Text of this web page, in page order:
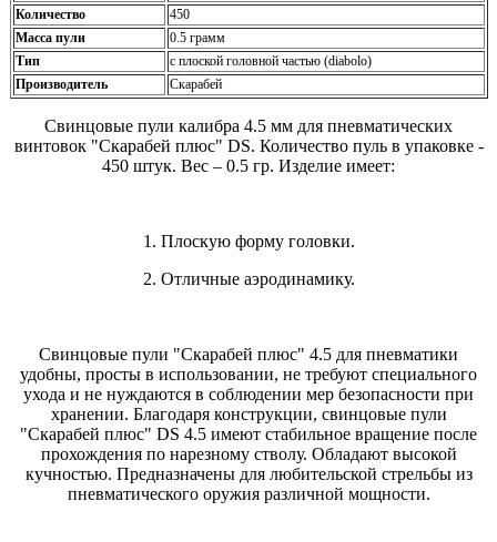
Количество
450
Масса пули
0.5 грамм
Тип
с плоской головной частью (diabolo)
Производитель
Скарабей
Свинцовые пули калибра 4.5 мм для пневматических
винтовок "Скарабей плюс" DS. Количество пуль в упаковке -
450 штук. Вес – 0.5 гр. Изделие имеет:
1. Плоскую форму головки.
2. Отличные аэродинамику.
Свинцовые пули "Скарабей плюс" 4.5 для пневматики
удобны, просты в использовании, не требуют специального
ухода и не нуждаются в соблюдении мер безопасности при
хранении. Благодаря конструкции, свинцовые пули
"Скарабей плюс" DS 4.5 имеют стабильное вращение после
прохождения по нарезному стволу. Обладают высокой
кучностью. Предназначены для любительской стрельбы из
пневматического оружия различной мощности.